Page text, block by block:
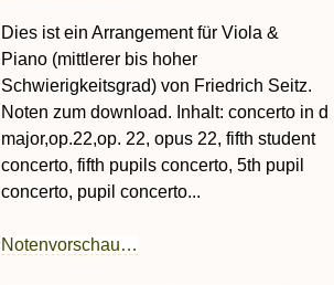
Dies ist ein Arrangement für Viola &
Piano (mittlerer bis hoher
Schwierigkeitsgrad) von Friedrich Seitz.
Noten zum download. Inhalt: concerto in d
major,op.22,op. 22, opus 22, fifth student
concerto, fifth pupils concerto, 5th pupil
concerto, pupil concerto...
Notenvorschau…